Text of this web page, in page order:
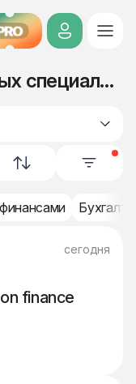
Вакансии для финансовых специалистов (Middle)
сегодня
finance